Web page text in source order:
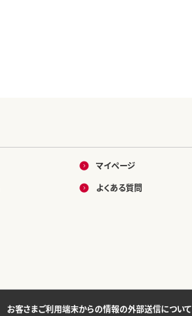
マイページ
よくある質問
お客さまご利用端末からの情報の外部送信について